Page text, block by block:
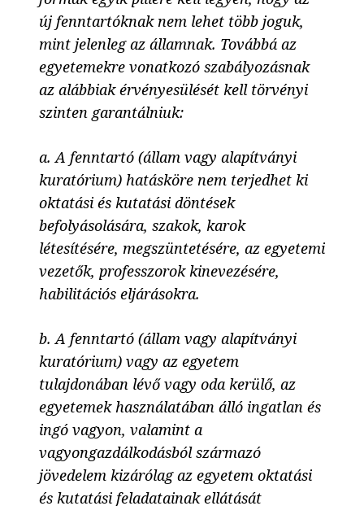
új fenntartóknak nem lehet több joguk,
mint jelenleg az államnak. Továbbá az
egyetemekre vonatkozó szabályozásnak
az alábbiak érvényesülését kell törvényi
szinten garantálniuk:
a. A fenntartó (állam vagy alapítványi
kuratórium) hatásköre nem terjedhet ki
oktatási és kutatási döntések
befolyásolására, szakok, karok
létesítésére, megszüntetésére, az egyetemi
vezetők, professzorok kinevezésére,
habilitációs eljárásokra.
b. A fenntartó (állam vagy alapítványi
kuratórium) vagy az egyetem
tulajdonában lévő vagy oda kerülő, az
egyetemek használatában álló ingatlan és
ingó vagyon, valamint a
vagyongazdálkodásból származó
jövedelem kizárólag az egyetem oktatási
és kutatási feladatainak ellátását